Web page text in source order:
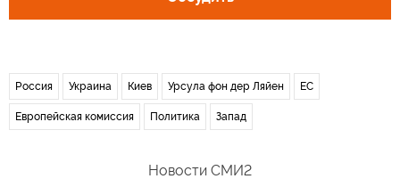
Россия Украина Киев Урсула фон дер Ляйен ЕС
Европейская комиссия Политика Запад
Новости СМИ2